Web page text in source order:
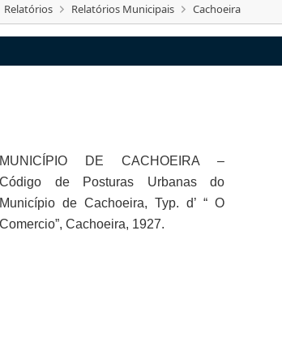
Relatórios Relatórios Municipais Cachoeira
MUNICÍPIO DE CACHOEIRA –
Código de Posturas Urbanas do
Município de Cachoeira, Typ. d’ “ O
Comercio”, Cachoeira, 1927.